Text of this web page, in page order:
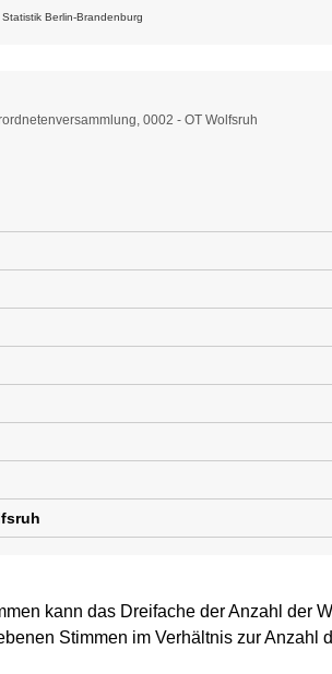
Berlin-Brandenburg
0002 - OT Wolfsruh
kann das Dreifache der Anzahl der
Stimmen im Verhältnis zur Anzahl